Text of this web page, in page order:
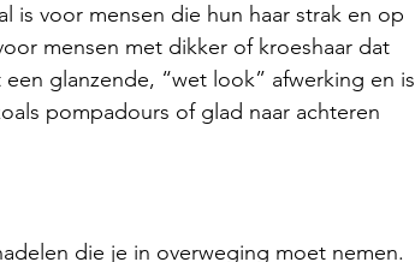
is voor mensen die hun haar strak en op
mensen met dikker of kroeshaar dat
glanzende, “wet look” afwerking en is
pompadours of glad naar achteren
die je in overweging moet nemen.